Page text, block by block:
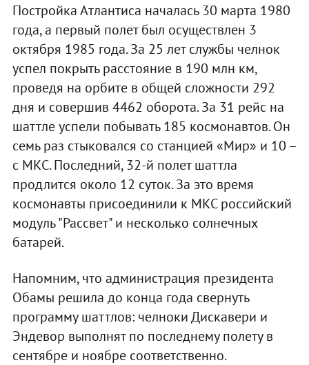
Постройка Атлантиса началась 30 марта 1980
года, а первый полет был осуществлен 3
октября 1985 года. За 25 лет службы челнок
успел покрыть расстояние в 190 млн км,
проведя на орбите в общей сложности 292
дня и совершив 4462 оборота. За 31 рейс на
шаттле успели побывать 185 космонавтов. Он
семь раз стыковался со станцией «Мир» и 10 –
с МКС. Последний, 32-й полет шаттла
продлится около 12 суток. За это время
космонавты присоединили к МКС российский
модуль "Рассвет" и несколько солнечных
батарей.
Напомним, что администрация президента
Обамы решила до конца года свернуть
программу шаттлов: челноки Дискавери и
Эндевор выполнят по последнему полету в
сентябре и ноябре соответственно.